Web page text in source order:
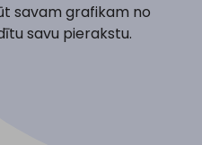
savam grafikam no
savu pierakstu.